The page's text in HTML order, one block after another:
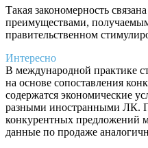
Такая закономерность
преимуществами,
правительственном
Интересно
В международной практике
на основе сопоставления
содержатся экономические
разными иностранными ЛК.
конкурентных предложений
данные по продаже